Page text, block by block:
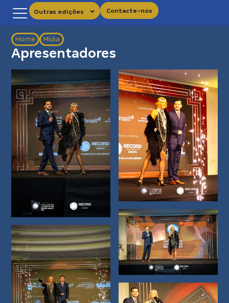
Outras edições Contacte-nos
Home Mídia
Apresentadores